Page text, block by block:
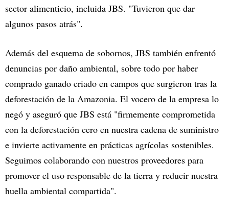
sector alimenticio, incluida JBS. "Tuvieron que dar
algunos pasos atrás".
Además del esquema de sobornos, JBS también enfrentó
denuncias por daño ambiental, sobre todo por haber
comprado ganado criado en campos que surgieron tras la
deforestación de la Amazonia. El vocero de la empresa lo
negó y aseguró que JBS está "firmemente comprometida
con la deforestación cero en nuestra cadena de suministro
e invierte activamente en prácticas agrícolas sostenibles.
Seguimos colaborando con nuestros proveedores para
promover el uso responsable de la tierra y reducir nuestra
huella ambiental compartida".